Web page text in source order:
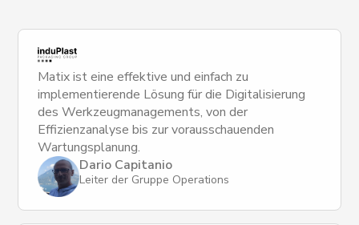
Matix ist eine effektive und einfach zu
implementierende Lösung für die Digitalisierung
des Werkzeugmanagements, von der
Effizienzanalyse bis zur vorausschauenden
Wartungsplanung.
Dario Capitanio
Leiter der Gruppe Operations